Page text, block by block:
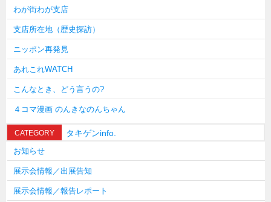
わが街わが支店
支店所在地（歴史探訪）
ニッポン再発見
あれこれWATCH
こんなとき、どう言うの?
４コマ漫画 のんきなのんちゃん
CATEGORY タキゲンinfo.
お知らせ
展示会情報／出展告知
展示会情報／報告レポート